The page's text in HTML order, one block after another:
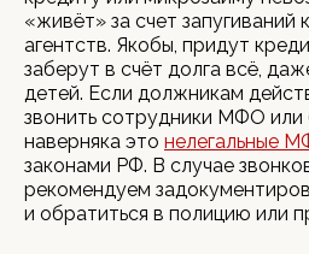
«живёт» за счет запугиваний
агентств. Якобы, придут
заберут в счёт долга всё,
детей. Если должникам
звонить сотрудники МФО или
наверняка это нелегальные
законами РФ. В случае
рекомендуем
и обратиться в полицию или